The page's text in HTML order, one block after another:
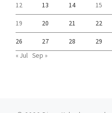
12 13 14 15
19 20 21 22
26 27 28 29
« Jul Sep »